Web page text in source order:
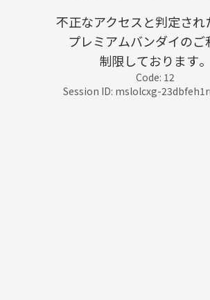
不正なアクセスと判定され
プレミアムバンダイのご
制限しております。
Code: 12
Session ID: mslolcxg-